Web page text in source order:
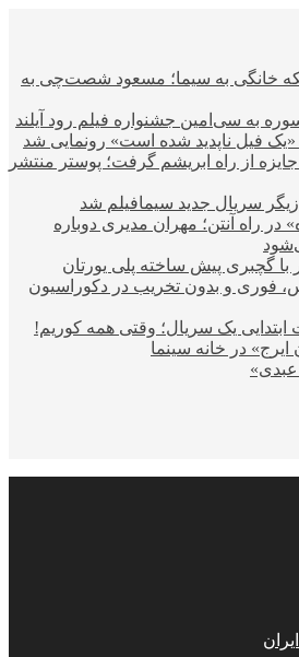
خانگی به سیما؛ مسعود شصت‌چی به
فیل ناپدید شده است» رونمایی شد
فیلم کوتاه «مینا» ۲ جایزه از راه ابریشم گرفت؛ پوستر منتشر
سریال جدید سیمافیلم شد
راه آنتن؛ مهران مدیری دوباره
با گچبری پیش ساخته پلی یورتان
فوری و بدون تخریب در دکوراسیون
یک سریال؛ وقتی همه کوریم!
در خانه سینما
عبدی»